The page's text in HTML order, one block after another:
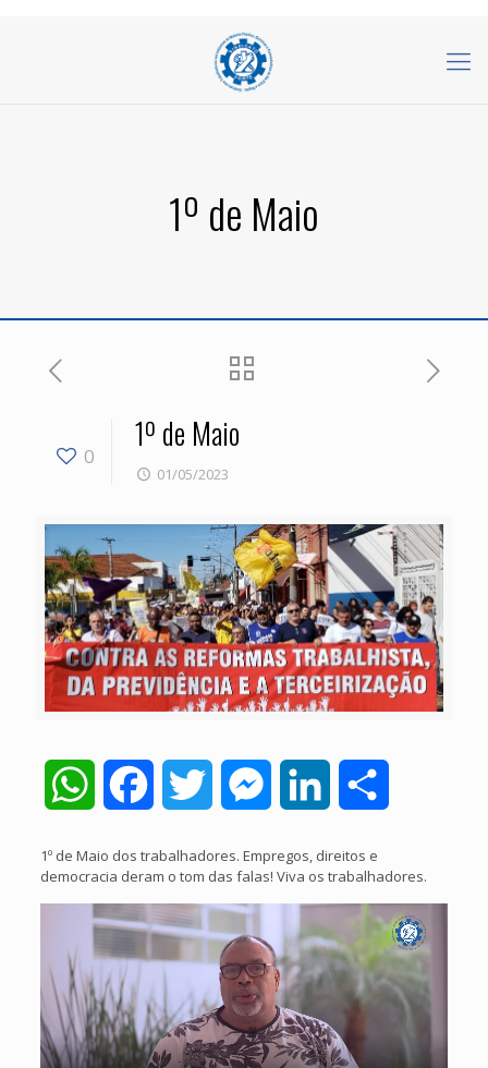
1º de Maio
0
1º de Maio
01/05/2023
WhatsAppFacebookTwitter MessengerLinkedIn
1º de Maio dos trabalhadores. Empregos, direitos e
democracia deram o tom das falas! Viva os trabalhadores.